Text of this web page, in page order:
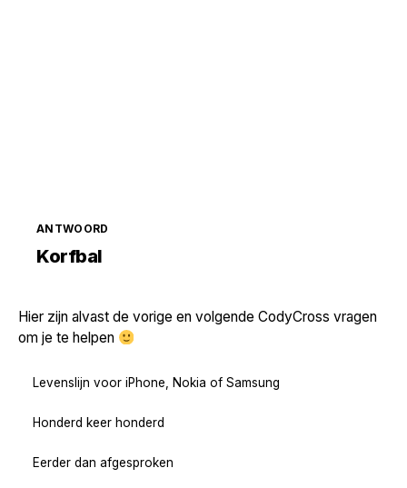
ANTWOORD
Korfbal
Hier zijn alvast de vorige en volgende CodyCross vragen
om je te helpen
Levenslijn voor iPhone, Nokia of Samsung
Honderd keer honderd
Eerder dan afgesproken